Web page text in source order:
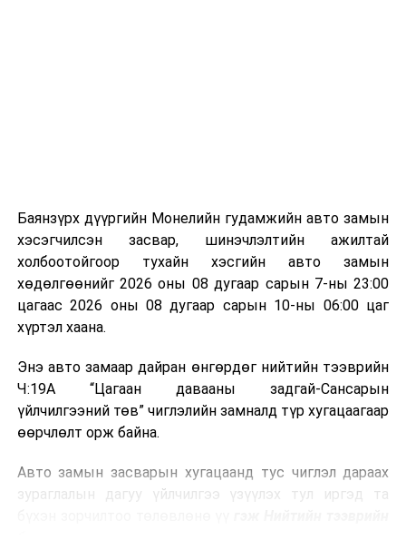
Баянзүрх дүүргийн Монелийн гудамжийн авто замын
хэсэгчилсэн засвар, шинэчлэлтийн ажилтай
холбоотойгоор тухайн хэсгийн авто замын
хөдөлгөөнийг 2026 оны 08 дугаар сарын 7-ны 23:00
цагаас 2026 оны 08 дугаар сарын 10-ны 06:00 цаг
хүртэл хаана.
Энэ авто замаар дайран өнгөрдөг нийтийн тээврийн
Ч:19А “Цагаан давааны задгай-Сансарын
үйлчилгээний төв” чиглэлийн замналд түр хугацаагаар
өөрчлөлт орж байна.
Авто замын засварын хугацаанд тус чиглэл дараах
зураглалын дагуу үйлчилгээ үзүүлэх тул иргэд та